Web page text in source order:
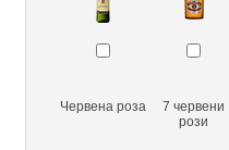
Червена роза
7 червени
рози